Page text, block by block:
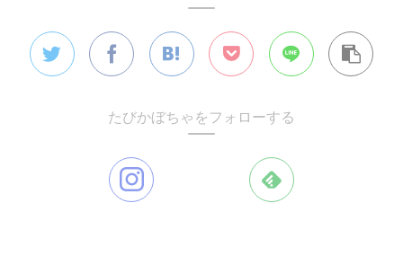
たびかぼちゃをフォローする